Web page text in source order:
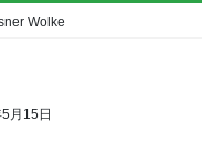
Wolke
月15日